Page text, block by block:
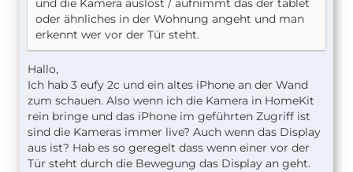
und die Kamera auslöst / aufnimmt das der tablet
oder ähnliches in der Wohnung angeht und man
erkennt wer vor der Tür steht.
Hallo,
Ich hab 3 eufy 2c und ein altes iPhone an der Wand
zum schauen. Also wenn ich die Kamera in HomeKit
rein bringe und das iPhone im geführten Zugriff ist
sind die Kameras immer live? Auch wenn das Display
aus ist? Hab es so geregelt dass wenn einer vor der
Tür steht durch die Bewegung das Display an geht.